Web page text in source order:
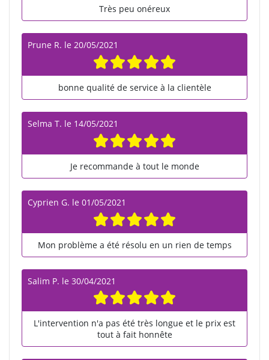
Très peu onéreux
Prune R. le 20/05/2021
bonne qualité de service à la clientèle
Selma T. le 14/05/2021
Je recommande à tout le monde
Cyprien G. le 01/05/2021
Mon problème a été résolu en un rien de temps
Salim P. le 30/04/2021
L'intervention n'a pas été très longue et le prix est
tout à fait honnête